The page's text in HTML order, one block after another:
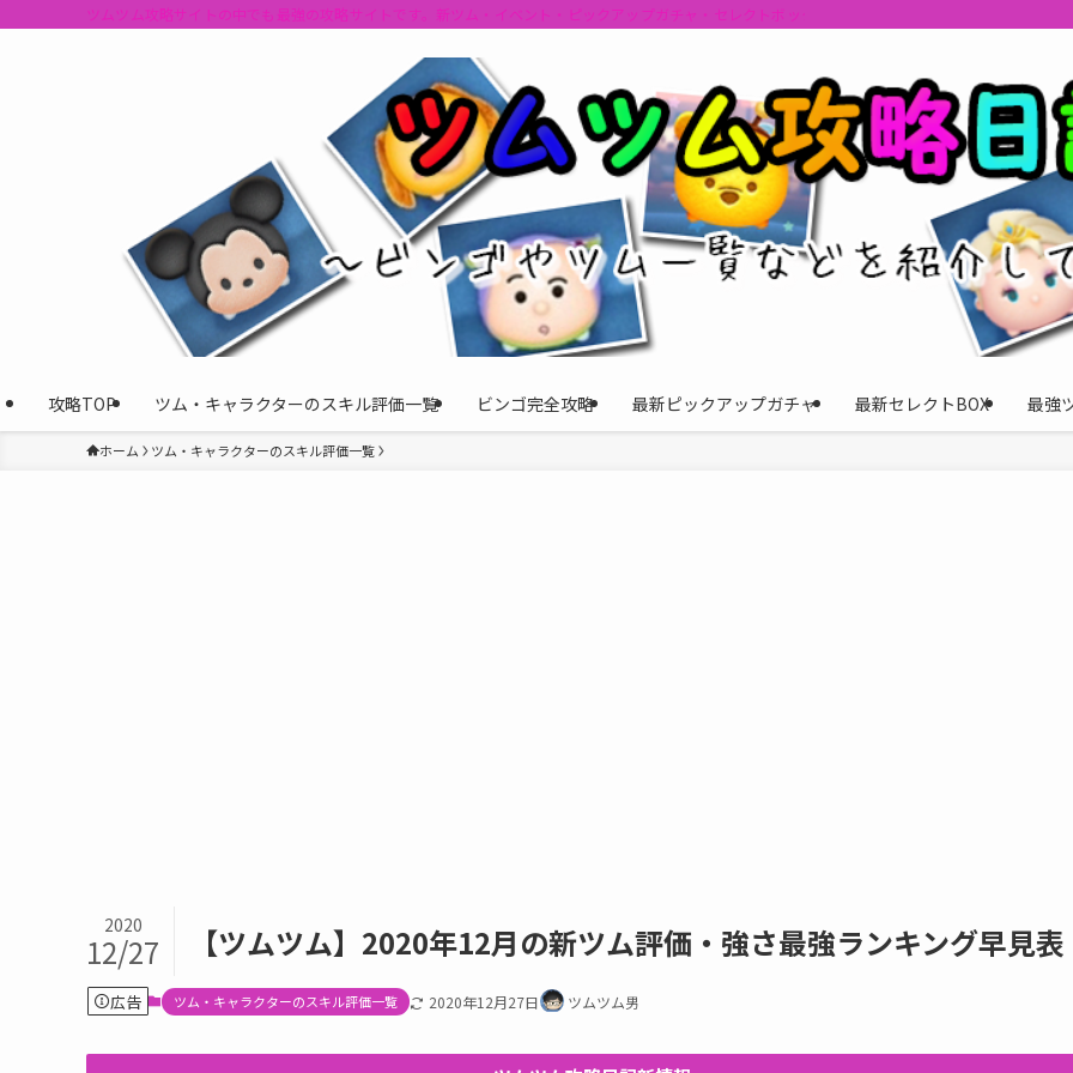
ツムツム攻略サイトの中でも最強の攻略サイトです。新ツム・イベント・ピックアップガチャ・セレクトボックスの情報を最速で提供しビンゴの
攻略TOP ツム・キャラクターのスキル評価一覧 ビンゴ完全攻略 最新ピックアップガチャ 最新セレクトBOX 最強
ホーム ツム・キャラクターのスキル評価一覧
【ツムツム】2020年12月の新ツム評価・強さ最強ランキング早見表
2020
12/27
広告 ツム・キャラクターのスキル評価一覧 2020年12月27日 ツムツム男